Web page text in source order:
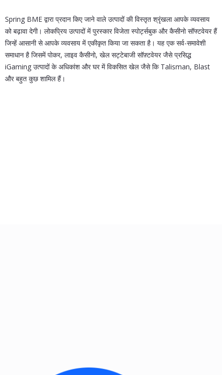
Spring BME द्वारा प्रदान किए जाने वाले उत्पादों की विस्तृत श्रृंखला आपके व्यवसाय
को बढ़ावा देगी। लोकप्रिय उत्पादों में पुरस्कार विजेता स्पोर्ट्सबुक और कैसीनो सॉफ्टवेयर हैं
जिन्हें आसानी से आपके व्यवसाय में एकीकृत किया जा सकता है। यह एक सर्व-समावेशी
समाधान है जिसमें पोकर, लाइव कैसीनो, खेल सट्टेबाजी सॉफ़्टवेयर जैसे प्रसिद्ध
iGaming उत्पादों के अधिकांश और घर में विकसित खेल जैसे कि Talisman, Blast
और बहुत कुछ शामिल हैं।